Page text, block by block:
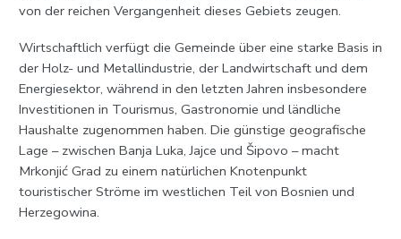
von der reichen Vergangenheit dieses Gebiets zeugen.
Wirtschaftlich verfügt die Gemeinde über eine starke Basis in
der Holz- und Metallindustrie, der Landwirtschaft und dem
Energiesektor, während in den letzten Jahren insbesondere
Investitionen in Tourismus, Gastronomie und ländliche
Haushalte zugenommen haben. Die günstige geografische
Lage – zwischen Banja Luka, Jajce und Šipovo – macht
Mrkonjić Grad zu einem natürlichen Knotenpunkt
touristischer Ströme im westlichen Teil von Bosnien und
Herzegowina.